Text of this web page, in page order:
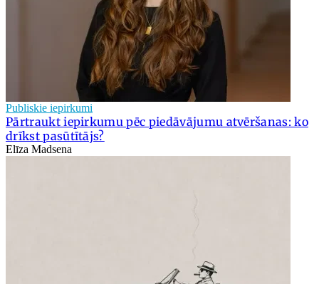
Publiskie iepirkumi
Pārtraukt iepirkumu pēc piedāvājumu atvēršanas: ko
drīkst pasūtītājs?
Elīza Madsena